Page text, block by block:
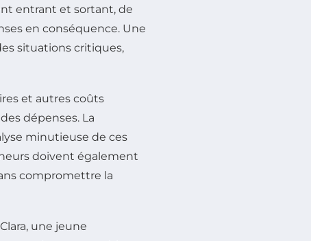
entrant et sortant, de
en conséquence. Une
situations critiques,
et autres coûts
dépenses. La
minutieuse de ces
doivent également
compromettre la
une jeune